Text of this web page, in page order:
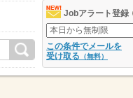
Jobアラート登録
この条件でメールを
受け取る （無料）